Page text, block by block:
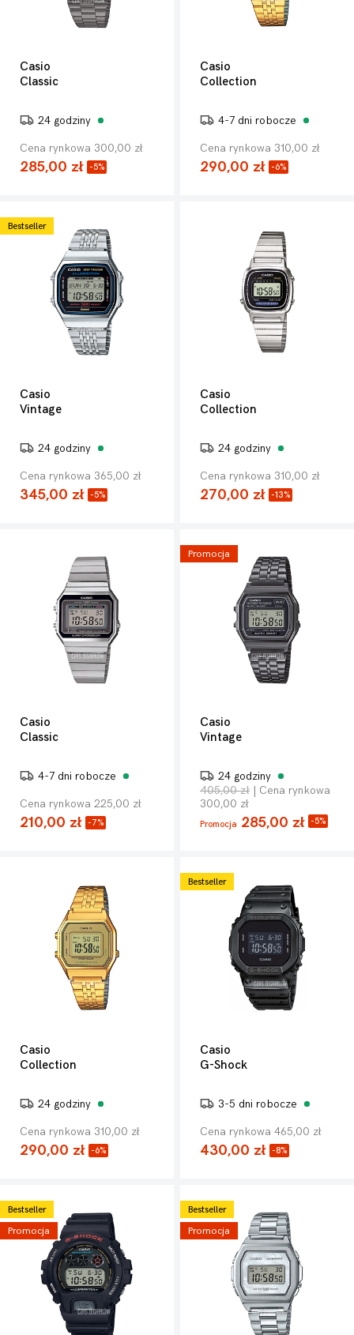
Casio
Classic
24 godziny
Cena rynkowa 300,00 zł
285,00 zł -5%
Casio
Collection
4-7 dni robocze
Cena rynkowa 310,00 zł
290,00 zł -6%
Bestseller
Casio
Vintage
24 godziny
Cena rynkowa 365,00 zł
345,00 zł -5%
Casio
Collection
24 godziny
Cena rynkowa 310,00 zł
270,00 zł -13%
Casio
Classic
4-7 dni robocze
Cena rynkowa 225,00 zł
210,00 zł -7%
Promocja
Casio
Vintage
24 godziny
405,00 zł | Cena rynkowa
300,00 zł
Promocja 285,00 zł -5%
Casio
Collection
24 godziny
Cena rynkowa 310,00 zł
290,00 zł -6%
Bestseller
Casio
G-Shock
3-5 dni robocze
Cena rynkowa 465,00 zł
430,00 zł -8%
Bestseller
Promocja
Bestseller
Promocja